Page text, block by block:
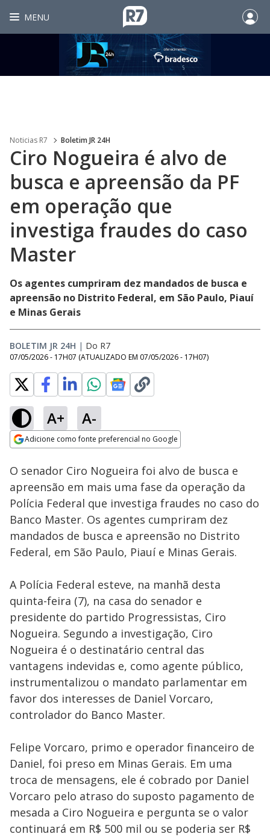
MENU
Noticias R7 Boletim JR 24H
Ciro Nogueira é alvo de
busca e apreensão da PF
em operação que
investiga fraudes do caso
Master
Os agentes cumpriram dez mandados de busca e
apreensão no Distrito Federal, em São Paulo, Piauí
e Minas Gerais
BOLETIM JR 24H | Do R7
07/05/2026 - 17H07 (ATUALIZADO EM 07/05/2026 - 17H07)
A+ A-
Adicione como fonte preferencial no Google
Ativar
Loaded
66.03%
O senador Ciro Nogueira foi alvo de busca e
apreensão em mais uma fase da operação da
Polícia Federal que investiga fraudes no caso do
Banco Master. Os agentes cumpriram dez
mandados de busca e apreensão no Distrito
Federal, em São Paulo, Piauí e Minas Gerais.
A Polícia Federal esteve, na manhã desta
quinta-feira (7), na casa do senador e
presidente do partido Progressistas, Ciro
Nogueira. Segundo a investigação, Ciro
Nogueira é o destinatário central das
vantagens indevidas e, como agente público,
instrumentalizou o mandato parlamentar em
favor dos interesses de Daniel Vorcaro,
controlador do Banco Master.
Felipe Vorcaro, primo e operador financeiro de
Daniel, foi preso em Minas Gerais. Em uma
troca de mensagens, ele é cobrado por Daniel
Vorcaro pelo atraso do suposto pagamento de
mesada a Ciro Nogueira e pergunta se o valor
continuará em R$ 500 mil ou se poderia ser R$